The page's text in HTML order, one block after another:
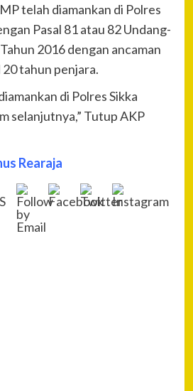
telah diamankan di Polres
Pasal 81 atau 82 Undang-
2016 dengan ancaman
tahun penjara.
di Polres Sikka
selanjutnya,” Tutup AKP
Rearaja